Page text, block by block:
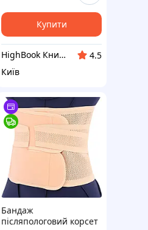
Купити
HighBook Книжкова крамниця
4.5
Київ
Бандаж
післяпологовий корсет